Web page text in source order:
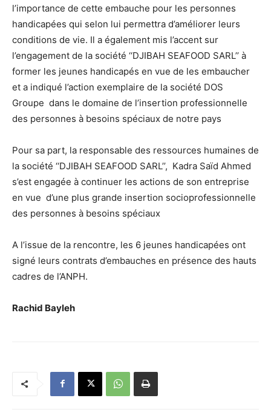
l’importance de cette embauche pour les personnes
handicapées qui selon lui permettra d’améliorer leurs
conditions de vie. Il a également mis l’accent sur
l’engagement de la société ‘‘DJIBAH SEAFOOD SARL’’ à
former les jeunes handicapés en vue de les embaucher
et a indiqué l’action exemplaire de la société DOS
Groupe dans le domaine de l’insertion professionnelle
des personnes à besoins spéciaux de notre pays
Pour sa part, la responsable des ressources humaines de
la société ‘‘DJIBAH SEAFOOD SARL’’, Kadra Saïd Ahmed
s’est engagée à continuer les actions de son entreprise
en vue d’une plus grande insertion socioprofessionnelle
des personnes à besoins spéciaux
A l’issue de la rencontre, les 6 jeunes handicapées ont
signé leurs contrats d’embauches en présence des hauts
cadres de l’ANPH.
Rachid Bayleh